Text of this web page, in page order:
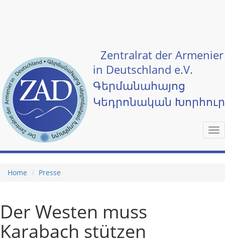
Zentralrat der Armenier
in Deutschland e.V.
Գերմանահայոց
Կեդրոնական
Home Presse
Der Westen muss
Karabach stützen